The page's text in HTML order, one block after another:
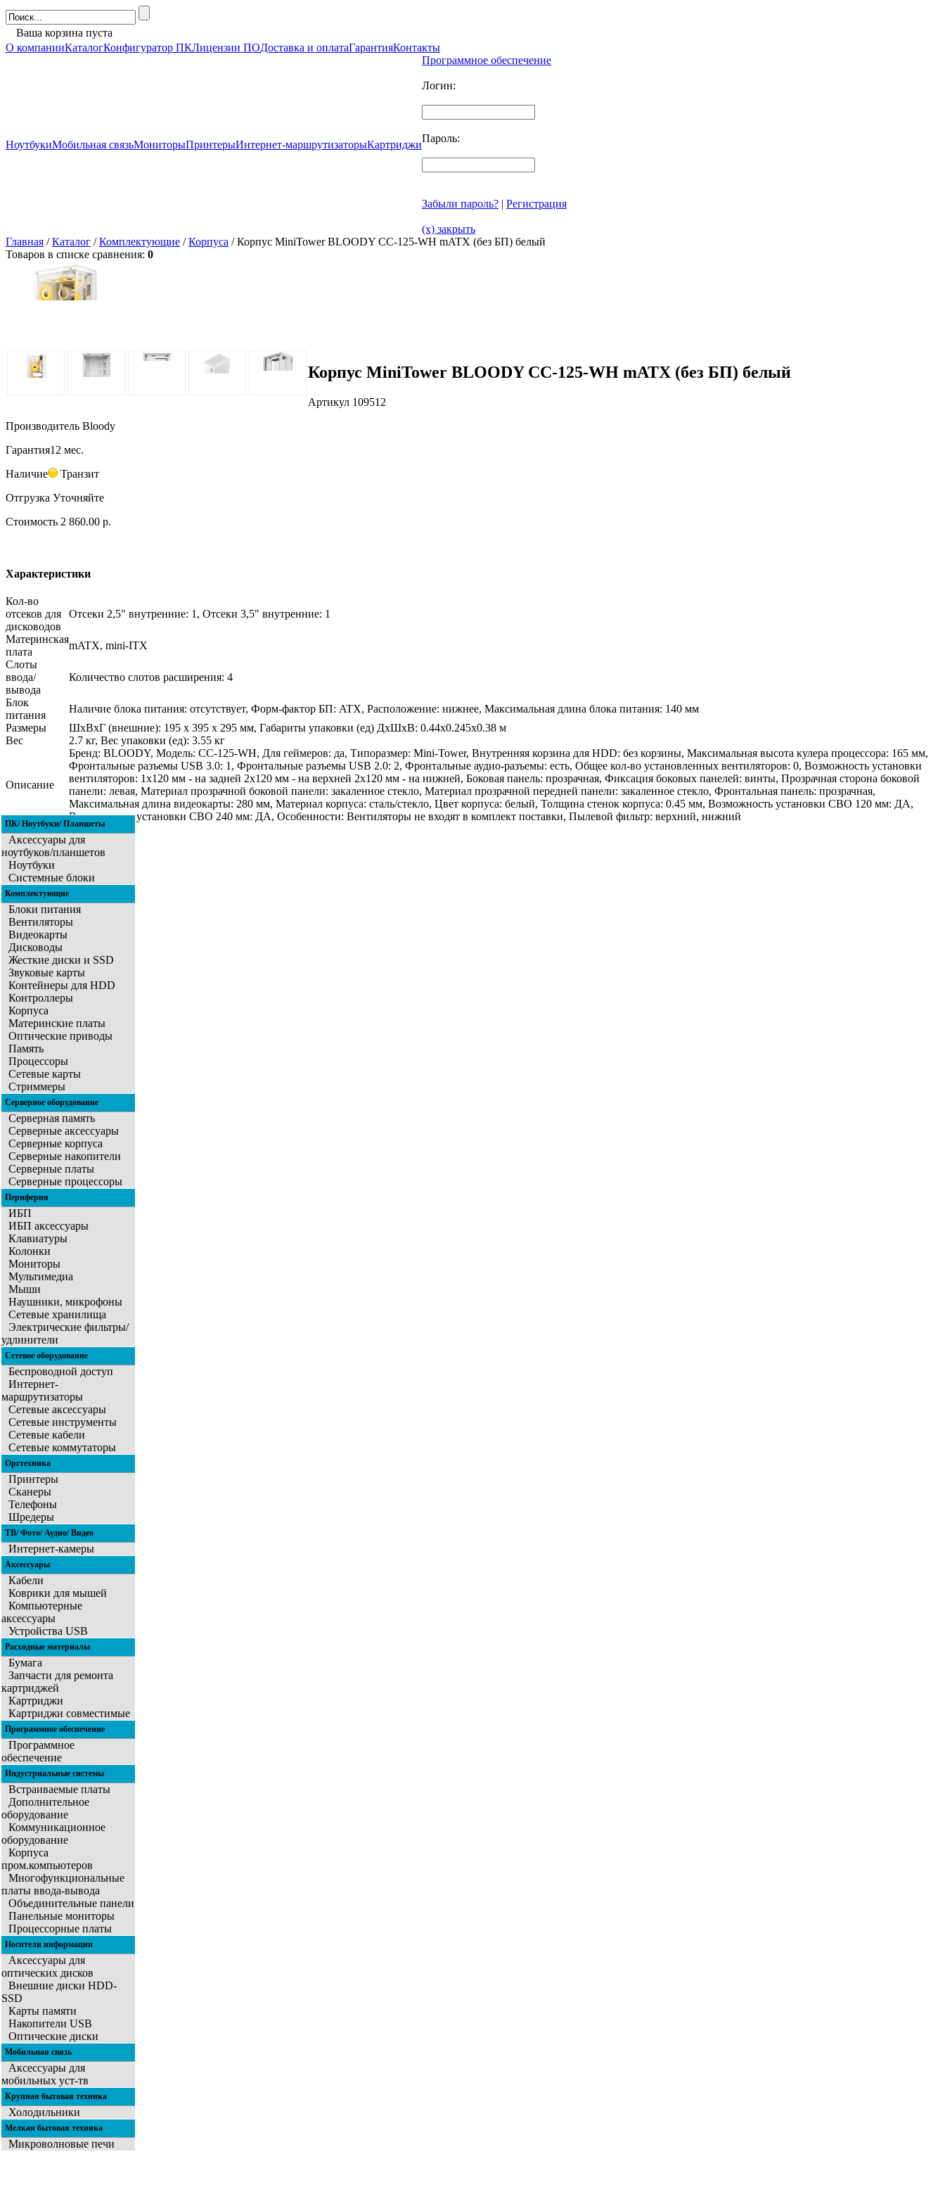
Ваша корзина пуста
О компанииКаталогКонфигуратор ПКЛицензии ПОДоставка и оплатаГарантияКонтакты
НоутбукиМобильная связьМониторыПринтерыИнтернет-маршрутизаторыКартриджи
Программное обеспечение
Логин:
Пароль:
Забыли пароль? | Регистрация
(x) закрыть
Главная /Каталог /Комплектующие /Корпуса / Корпус MiniTower BLOODY CC-125-WH mATX (без БП) белый
Товаров в списке сравнения: 0
Корпус MiniTower BLOODY CC-125-WH mATX (без БП) белый
Артикул 109512
Производитель Bloody
Гарантия12 мес.
Наличие
Транзит
Отгрузка Уточняйте
Стоимость 2 860.00 р.
Характеристики
Кол-во
отсеков для
дисководов
Отсеки 2,5" внутренние: 1, Отсеки 3,5" внутренние: 1
Материнская
плата
mATX, mini-ITX
Слоты
ввода/
вывода
Количество слотов расширения: 4
Блок
питания
Наличие блока питания: отсутствует, Форм-фактор БП: ATX, Расположение: нижнее, Максимальная длина блока питания: 140 мм
Размеры
ШхВхГ (внешние): 195 х 395 х 295 мм, Габариты упаковки (ед) ДхШхВ: 0.44x0.245x0.38 м
Вес
2.7 кг, Вес упаковки (ед): 3.55 кг
Описание
Бренд: BLOODY, Модель: CC-125-WH, Для геймеров: да, Типоразмер: Mini-Tower, Внутренняя корзина для HDD: без корзины, Максимальная высота кулера процессора: 165 мм,
Фронтальные разъемы USB 3.0: 1, Фронтальные разъемы USB 2.0: 2, Фронтальные аудио-разъемы: есть, Общее кол-во установленных вентиляторов: 0, Возможность установки
вентиляторов: 1x120 мм - на задней 2x120 мм - на верхней 2x120 мм - на нижней, Боковая панель: прозрачная, Фиксация боковых панелей: винты, Прозрачная сторона боковой
панели: левая, Материал прозрачной боковой панели: закаленное стекло, Материал прозрачной передней панели: закаленное стекло, Фронтальная панель: прозрачная,
Максимальная длина видеокарты: 280 мм, Материал корпуса: сталь/стекло, Цвет корпуса: белый, Толщина стенок корпуса: 0.45 мм, Возможность установки СВО 120 мм: ДА,
Возможность установки СВО 240 мм: ДА, Особенности: Вентиляторы не входят в комплект поставки, Пылевой фильтр: верхний, нижний
ПК/ Ноутбуки/ Планшеты
Аксессуары для
ноутбуков/планшетов
Ноутбуки
Системные блоки
Комплектующие
Блоки питания
Вентиляторы
Видеокарты
Дисководы
Жесткие диски и SSD
Звуковые карты
Контейнеры для HDD
Контроллеры
Корпуса
Материнские платы
Оптические приводы
Память
Процессоры
Сетевые карты
Стриммеры
Серверное оборудование
Серверная память
Серверные аксессуары
Серверные корпуса
Серверные накопители
Серверные платы
Серверные процессоры
Периферия
ИБП
ИБП аксессуары
Клавиатуры
Колонки
Мониторы
Мультимедиа
Мыши
Наушники, микрофоны
Сетевые хранилища
Электрические фильтры/
удлинители
Сетевое оборудование
Беспроводной доступ
Интернет-
маршрутизаторы
Сетевые аксессуары
Сетевые инструменты
Сетевые кабели
Сетевые коммутаторы
Оргтехника
Принтеры
Сканеры
Телефоны
Шредеры
ТВ/ Фото/ Аудио/ Видео
Интернет-камеры
Аксессуары
Кабели
Коврики для мышей
Компьютерные
аксессуары
Устройства USB
Расходные материалы
Бумага
Запчасти для ремонта
картриджей
Картриджи
Картриджи совместимые
Программное обеспечение
Программное
обеспечение
Индустриальные системы
Встраиваемые платы
Дополнительное
оборудование
Коммуникационное
оборудование
Корпуса
пром.компьютеров
Многофункциональные
платы ввода-вывода
Объединительные панели
Панельные мониторы
Процессорные платы
Носители информации
Аксессуары для
оптических дисков
Внешние диски HDD-
SSD
Карты памяти
Накопители USB
Оптические диски
Мобильная связь
Аксессуары для
мобильных уст-тв
Крупная бытовая техника
Холодильники
Мелкая бытовая техника
Микроволновые печи